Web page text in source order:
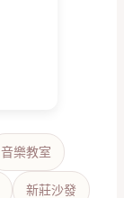
音樂教室
新莊沙發